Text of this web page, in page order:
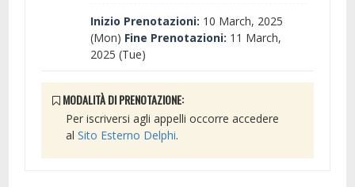
Inizio Prenotazioni: 10 March, 2025
(Mon) Fine Prenotazioni: 11 March,
2025 (Tue)
MODALITÀ DI PRENOTAZIONE:
Per iscriversi agli appelli occorre accedere
al Sito Esterno Delphi.